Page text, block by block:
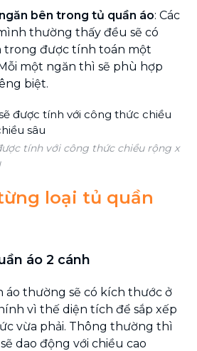
bên trong tủ quần áo: Các
thường thấy đều sẽ có
trong được tính toán một
một ngăn thì sẽ phù hợp
biệt.
tính với công thức chiều rộng x
loại tủ quần
áo 2 cánh
áo thường sẽ có kích thước ở
vì thế diện tích để sắp xếp
vừa phải. Thông thường thì
dao động với chiều cao